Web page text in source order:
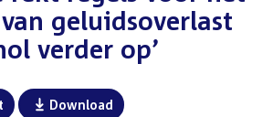
geluidsoverlast
verder op’
Download